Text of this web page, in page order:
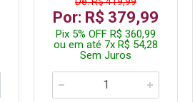
Por: R$ 379,99
Pix 5% OFF R$ 360,99
ou em até 7x R$ 54,28
Sem Juros